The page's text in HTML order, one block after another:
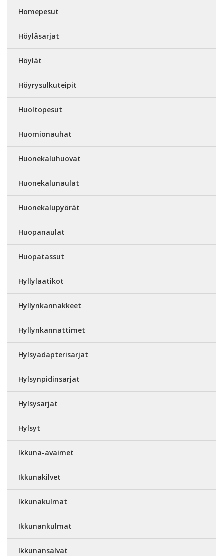
Homepesut
Höyläsarjat
Höylät
Höyrysulkuteipit
Huoltopesut
Huomionauhat
Huonekaluhuovat
Huonekalunaulat
Huonekalupyörät
Huopanaulat
Huopatassut
Hyllylaatikot
Hyllynkannakkeet
Hyllynkannattimet
Hylsyadapterisarjat
Hylsynpidinsarjat
Hylsysarjat
Hylsyt
Ikkuna-avaimet
Ikkunakilvet
Ikkunakulmat
Ikkunankulmat
Ikkunansalvat